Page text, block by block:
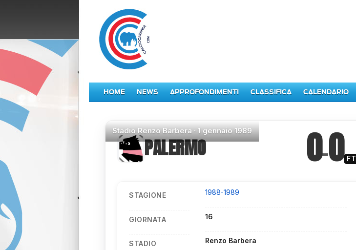
HOME NEWS APPROFONDIMENTI CLASSIFICA CALENDARIO
StadioRenzo Barbera ·1 gennaio 1989
PALERMO 0–0 FT
STAGIONE 1988-1989
GIORNATA 16
STADIO Renzo Barbera